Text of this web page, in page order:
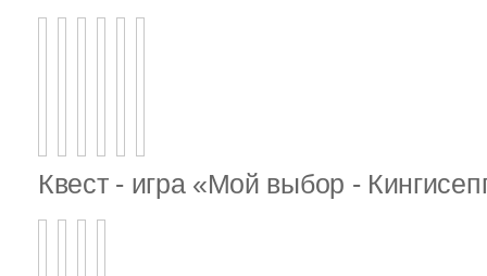
Квест - игра «Мой выбор -